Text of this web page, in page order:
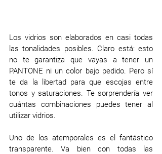
Los vidrios son elaborados en casi todas
las tonalidades posibles. Claro está: esto
no te garantiza que vayas a tener un
PANTONE ni un color bajo pedido. Pero sí
te da la libertad para que escojas entre
tonos y saturaciones. Te sorprendería ver
cuántas combinaciones puedes tener al
utilizar vidrios.
Uno de los atemporales es el fantástico
transparente. Va bien con todas las